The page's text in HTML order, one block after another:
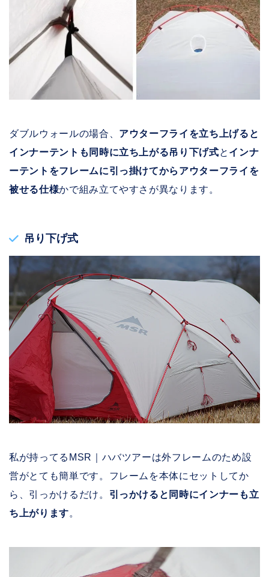
ダブルウォールの場合、 アウターフライを立ち上げると
インナーテントも同時に立ち上がる吊り下げ式と インナ
ーテントをフレームに引っ掛けてからアウターフライを
被せる仕様かで組み立てやすさが異なります。
吊り下げ式
私が持ってるMSR｜ハバツアーは外フレームのため設
営がとても簡単です。フレームを本体にセットしてか
ら、引っかけるだけ。 引っかけると同時にインナーも立
ち上がります。